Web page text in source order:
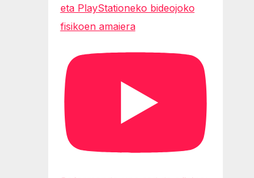
eta PlayStationeko bideojoko
fisikoen amaiera